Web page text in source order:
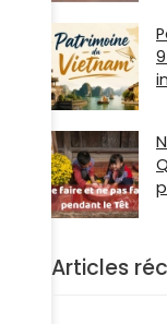
Articles